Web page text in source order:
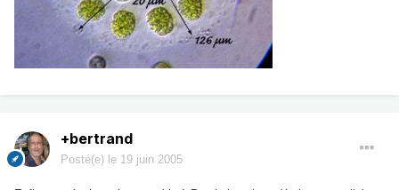
+bertrand
Posté(e) le 19 juin 2005